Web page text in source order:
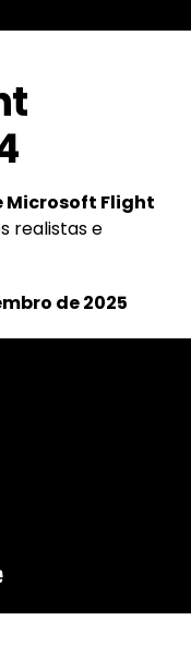
Microsoft Flight
realistas e
de 2025